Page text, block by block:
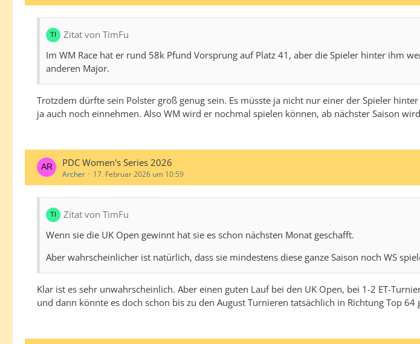
Zitat von TimFu
Im WM Race hat er rund 58k Pfund Vorsprung auf Platz 41, aber die Spieler hinter ihm
anderen Major.
Trotzdem dürfte sein Polster groß genug sein. Es müsste ja nicht nur einer der Spieler
ja auch noch einnehmen. Also WM wird er nochmal spielen können, ab nächster Saison
PDC Women's Series 2026
Archer 17. Februar 2026 um 10:59
Zitat von TimFu
Wenn sie die UK Open gewinnt hat sie es schon nächsten Monat geschafft.
Aber wahrscheinlicher ist natürlich, dass sie mindestens diese ganze Saison noch WS
Klar ist es sehr unwahrscheinlich. Aber einen guten Lauf bei den UK Open, bei 1-2 ET-
und dann könnte es doch schon bis zu den August Turnieren tatsächlich in Richtung Top 64